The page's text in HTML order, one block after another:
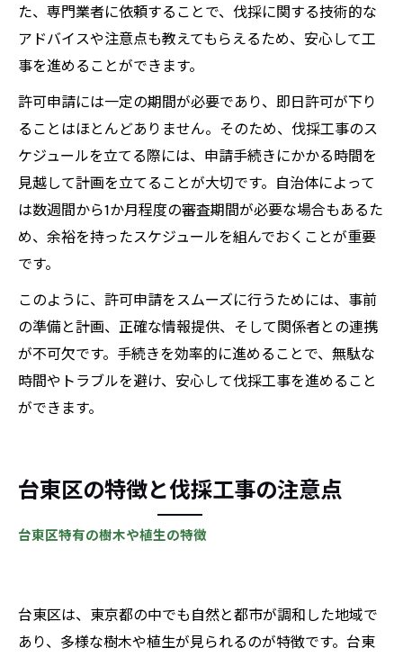
た、専門業者に依頼することで、伐採に関する技術的な
アドバイスや注意点も教えてもらえるため、安心して工
事を進めることができます。
許可申請には一定の期間が必要であり、即日許可が下り
ることはほとんどありません。そのため、伐採工事のス
ケジュールを立てる際には、申請手続きにかかる時間を
見越して計画を立てることが大切です。自治体によって
は数週間から1か月程度の審査期間が必要な場合もあるた
め、余裕を持ったスケジュールを組んでおくことが重要
です。
このように、許可申請をスムーズに行うためには、事前
の準備と計画、正確な情報提供、そして関係者との連携
が不可欠です。手続きを効率的に進めることで、無駄な
時間やトラブルを避け、安心して伐採工事を進めること
ができます。
台東区の特徴と伐採工事の注意点
台東区特有の樹木や植生の特徴
台東区は、東京都の中でも自然と都市が調和した地域で
あり、多様な樹木や植生が見られるのが特徴です。台東